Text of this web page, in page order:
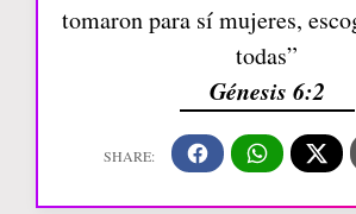
tomaron para sí mujeres,
todas”
Génesis 6:2